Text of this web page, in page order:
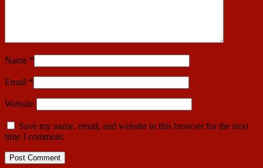
Name *
Email *
Website
Save my name, email, and website in this browser for the next
time I comment.